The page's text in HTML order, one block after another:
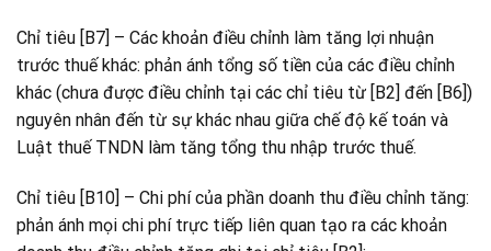
Chỉ tiêu [B7] – Các khoản điều chỉnh làm tăng lợi nhuận
trước thuế khác: phản ánh tổng số tiền của các điều chỉnh
khác (chưa được điều chỉnh tại các chỉ tiêu từ [B2] đến [B6])
nguyên nhân đến từ sự khác nhau giữa chế độ kế toán và
Luật thuế TNDN làm tăng tổng thu nhập trước thuế.
Chỉ tiêu [B10] – Chi phí của phần doanh thu điều chỉnh tăng:
phản ánh mọi chi phí trực tiếp liên quan tạo ra các khoản